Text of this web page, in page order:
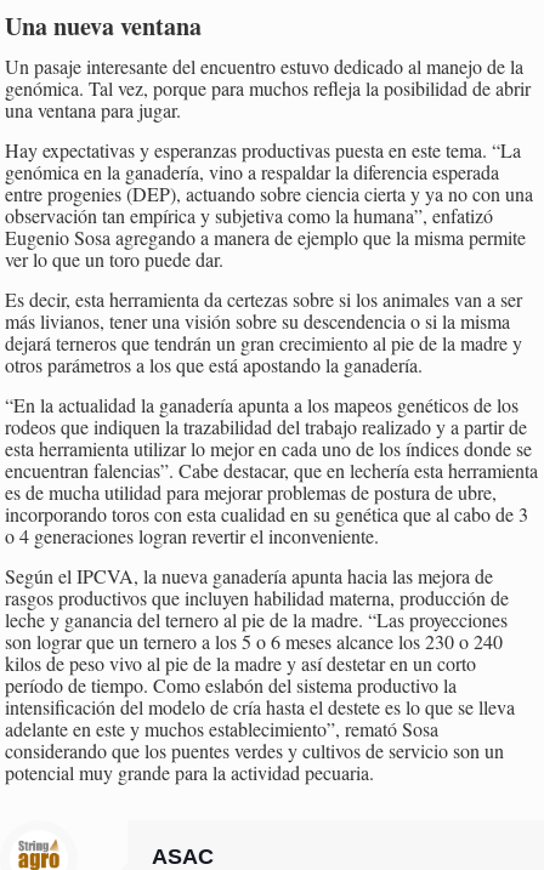
Una nueva ventana
Un pasaje interesante del encuentro estuvo dedicado al manejo de la
genómica. Tal vez, porque para muchos refleja la posibilidad de abrir
una ventana para jugar.
Hay expectativas y esperanzas productivas puesta en este tema. “La
genómica en la ganadería, vino a respaldar la diferencia esperada
entre progenies (DEP), actuando sobre ciencia cierta y ya no con una
observación tan empírica y subjetiva como la humana”, enfatizó
Eugenio Sosa agregando a manera de ejemplo que la misma permite
ver lo que un toro puede dar.
Es decir, esta herramienta da certezas sobre si los animales van a ser
más livianos, tener una visión sobre su descendencia o si la misma
dejará terneros que tendrán un gran crecimiento al pie de la madre y
otros parámetros a los que está apostando la ganadería.
“En la actualidad la ganadería apunta a los mapeos genéticos de los
rodeos que indiquen la trazabilidad del trabajo realizado y a partir de
esta herramienta utilizar lo mejor en cada uno de los índices donde se
encuentran falencias”. Cabe destacar, que en lechería esta herramienta
es de mucha utilidad para mejorar problemas de postura de ubre,
incorporando toros con esta cualidad en su genética que al cabo de 3
o 4 generaciones logran revertir el inconveniente.
Según el IPCVA, la nueva ganadería apunta hacia las mejora de
rasgos productivos que incluyen habilidad materna, producción de
leche y ganancia del ternero al pie de la madre. “Las proyecciones
son lograr que un ternero a los 5 o 6 meses alcance los 230 o 240
kilos de peso vivo al pie de la madre y así destetar en un corto
período de tiempo. Como eslabón del sistema productivo la
intensificación del modelo de cría hasta el destete es lo que se lleva
adelante en este y muchos establecimiento”, remató Sosa
considerando que los puentes verdes y cultivos de servicio son un
potencial muy grande para la actividad pecuaria.
ASAC